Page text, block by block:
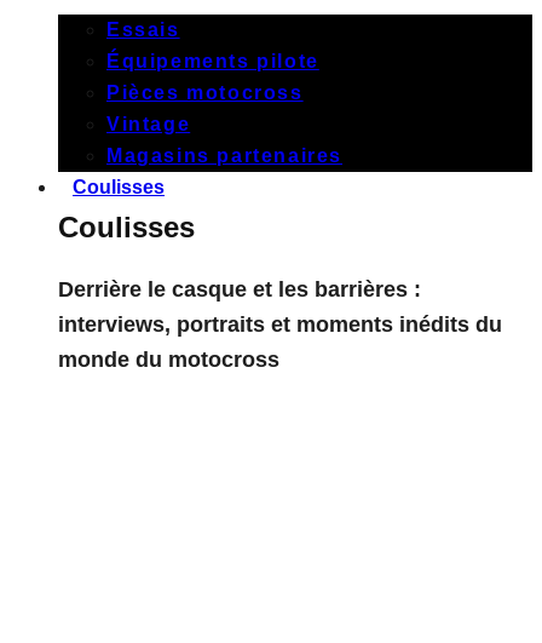
Essais
Équipements pilote
Pièces motocross
Vintage
Magasins partenaires
Coulisses
Coulisses
Derrière le casque et les barrières :
interviews, portraits et moments inédits du
monde du motocross